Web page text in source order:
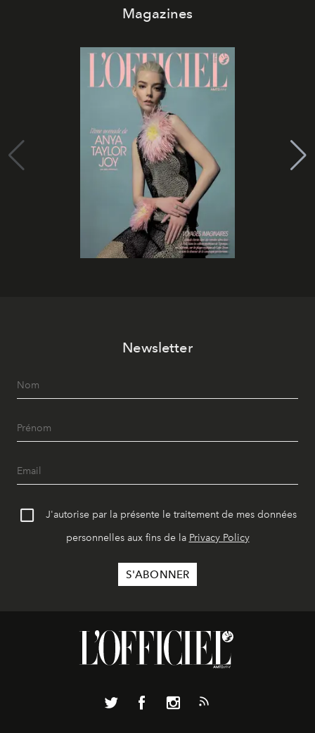
Magazines
Newsletter
J'autorise par la présente le traitement de mes données
personnelles aux fins de la Privacy Policy